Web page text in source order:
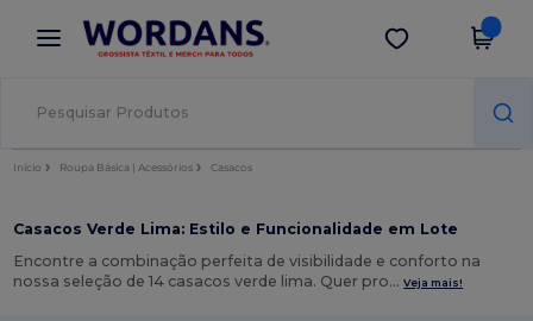
× App Wordans
Melhores preços na app!
Obter app
Início Roupa Básica | Acessórios Casacos
Casacos Verde Lima: Estilo e Funcionalidade em Lote
Encontre a combinação perfeita de visibilidade e conforto na
nossa seleção de 14 casacos verde lima. Quer pro…Veja mais!